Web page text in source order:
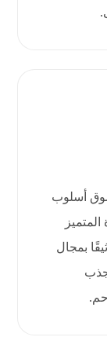
أسلوب
بمجال